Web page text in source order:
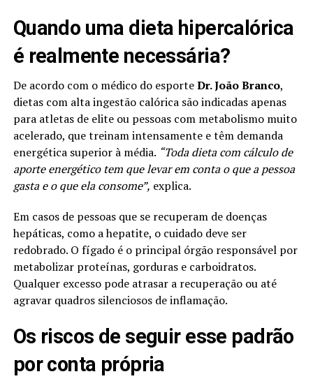
Quando uma dieta hipercalórica
é realmente necessária?
De acordo com o médico do esporteDr. João Branco,
dietas com alta ingestão calórica são indicadas apenas
para atletas de elite ou pessoas com metabolismo muito
acelerado, que treinam intensamente e têm demanda
energética superior à média. “Toda dieta com cálculo de
aporte energético tem que levar em conta o que a pessoa
gasta e o que ela consome”, explica.
Em casos de pessoas que se recuperam de doenças
hepáticas, como a hepatite, o cuidado deve ser
redobrado. O fígado é o principal órgão responsável por
metabolizar proteínas, gorduras e carboidratos.
Qualquer excesso pode atrasar a recuperação ou até
agravar quadros silenciosos de inflamação.
Os riscos de seguir esse padrão
por conta própria